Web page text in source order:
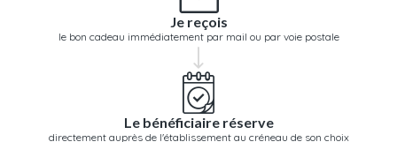
Je reçois
le bon cadeau immédiatement par mail ou par voie postale
Le bénéficiaire réserve
directement auprès de l'établissement au créneau de son choix